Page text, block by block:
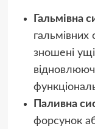
Гальмівна
гальмівних
зношені
Паливна
форсунок